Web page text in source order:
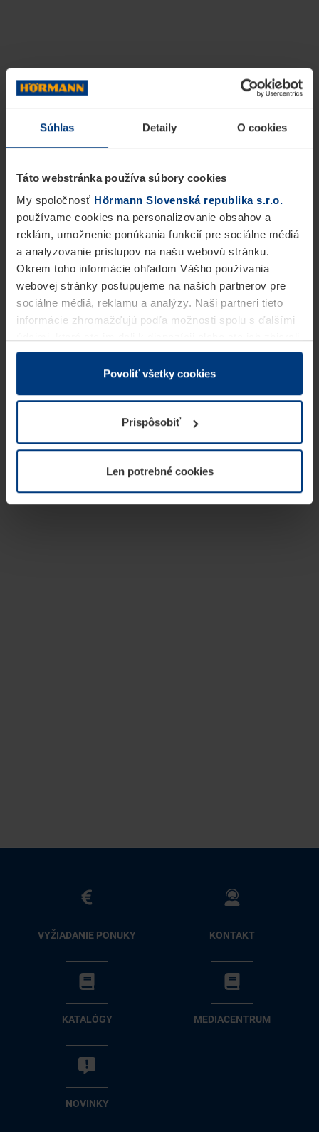
Súhlas Detaily O cookies
Táto webstránka používa súbory cookies
My spoločnosť Hörmann Slovenská republika s.r.o.
používame cookies na personalizovanie obsahov a
reklám, umožnenie ponúkania funkcií pre sociálne médiá
a analyzovanie prístupov na našu webovú stránku.
Okrem toho informácie ohľadom Vášho používania
webovej stránky postupujeme na našich partnerov pre
sociálne médiá, reklamu a analýzy. Naši partneri tieto
informácie zhromažďujú podľa možnosti spolu s ďalšími
v rámci Vášho využívania služieb.
Z právneho hľadiska môžeme cookies ukladať na Vašom
prevádzku tejto stránky. Pre všetky ostatné typy cookie
potrebujeme Vaše povolenie. Vaše povolenie môžete
kedykoľvek zmeniť alebo odvolať vo vysvetlení cookie
našej webovej stránky.
Povoliť všetky cookies
Prispôsobiť
Len potrebné cookies
VY­ŽIA­DA­NIE PO­NU­KY KON­TAKT
KA­TA­LÓ­GY ME­DIA­CEN­TRUM
NO­VIN­KY